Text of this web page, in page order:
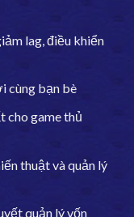
lag, điều khiển
cùng bạn bè
cho game thủ
thuật và quản lý
quản lý vốn